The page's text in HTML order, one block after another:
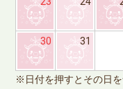
30 31
※日付を押すとその日